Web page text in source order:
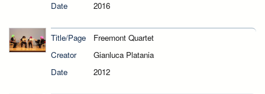
Date
2016
Title/Page
Freemont Quartet
Creator
Gianluca Platania
Date
2012